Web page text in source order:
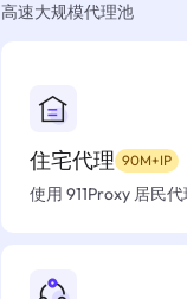
高速大规模代理池
住宅代理 90M+IP
使用 911Proxy 居民